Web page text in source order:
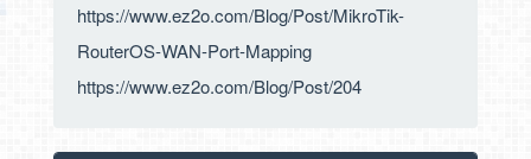
https://www.ez2o.com/Blog/Post/MikroTik-
RouterOS-WAN-Port-Mapping
https://www.ez2o.com/Blog/Post/204